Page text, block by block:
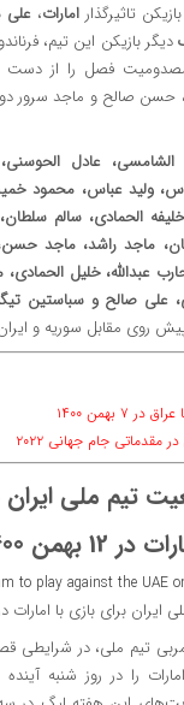
امارات، علی
دیگر بازیکن این تیم،
فصل را از دست
حسن صالح و ماجد سرور دو
عادل الحوسنی،
ولید عباس، محمود
الحمادی، سالم
ماجد راشد، ماجد
حارب عبدالله، خلیل
علی صالح و سباستین
روی مقابل سوریه و
بهمن ۱۴۰۰
مقدماتی جام جهانی ۲۰۲۲
تیم ملی ایران
در 12 بهمن 1400
بازی با امارات در 12 بهمن
تیم ملی، در شرایطی
را در روز شنبه